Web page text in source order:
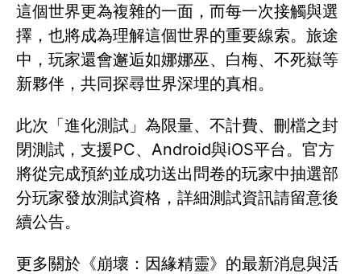
這個世界更為複雜的一面，而每一次接觸與選
擇，也將成為理解這個世界的重要線索。旅途
中，玩家還會邂逅如娜娜巫、白梅、不死嶽等
新夥伴，共同探尋世界深埋的真相。
此次「進化測試」為限量、不計費、刪檔之封
閉測試，支援PC、Android與iOS平台。官方
將從完成預約並成功送出問卷的玩家中抽選部
分玩家發放測試資格，詳細測試資訊請留意後
續公告。
更多關於《崩壞：因緣精靈》的最新消息與活